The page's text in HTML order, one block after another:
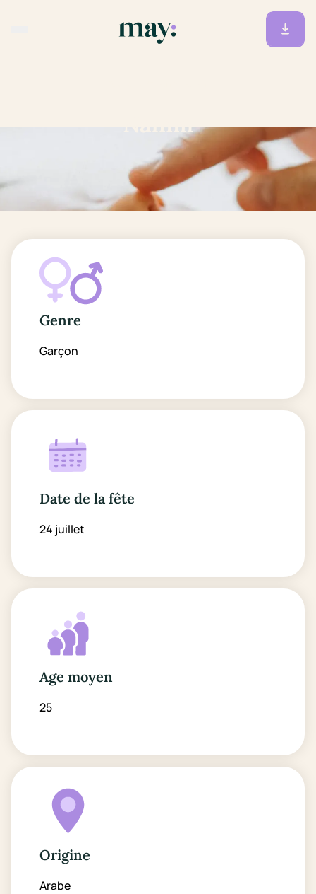
Nahim
Genre
Garçon
Date de la fête
24 juillet
Age moyen
25
Origine
Arabe